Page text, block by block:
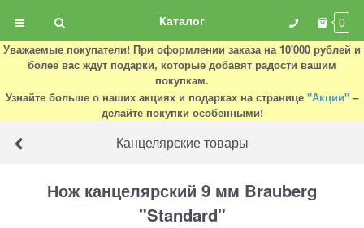
Каталог 0
Уважаемые покупатели! При оформлении заказа на 10'000 рублей и
более вас ждут подарки, которые добавят радости вашим
покупкам.
Узнайте больше о наших акциях и подарках на странице "Акции" –
делайте покупки особенными!
Канцелярские товары
Нож канцелярский 9 мм Brauberg
"Standard"